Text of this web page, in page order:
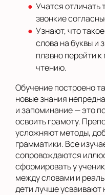
Учатся отличать
звонкие
Узнают, что
слова на буквы и
плавно перейти
чтению.
Обучение построено
новые знания
и запоминание — это
освоить грамоту.
усложняют методы,
грамматики. Все
сопровождаются
сформировать у
между словами и
дети лучше усваивают